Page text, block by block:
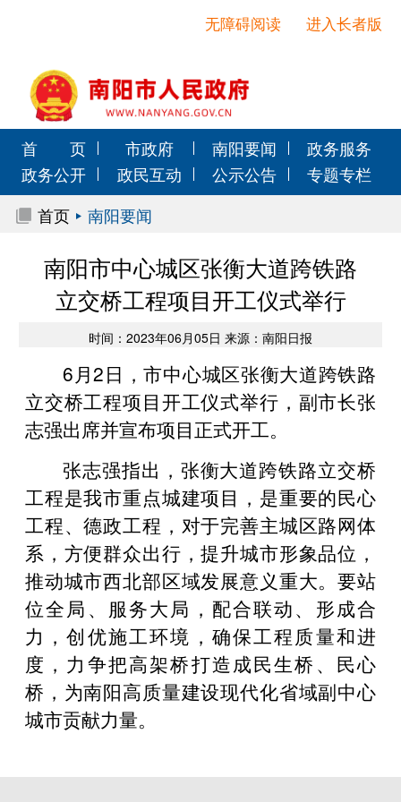
进入长者版
无障碍阅读
首 页 市政府 南阳要闻
政务服务
政务公开
政民互动 公示公告
专题专栏
首页
南阳要闻
南阳市中心城区张衡大道跨铁路
立交桥工程项目开工仪式举行
时间：2023年06月05日 来源：南阳日报
6月2日，市中心城区张衡大道跨铁路
立交桥工程项目开工仪式举行，副市长张
志强出席并宣布项目正式开工。
张志强指出，张衡大道跨铁路立交桥
工程是我市重点城建项目，是重要的民心
工程、德政工程，对于完善主城区路网体
系，方便群众出行，提升城市形象品位，
推动城市西北部区域发展意义重大。要站
位全局、服务大局，配合联动、形成合
力，创优施工环境，确保工程质量和进
度，力争把高架桥打造成民生桥、民心
桥，为南阳高质量建设现代化省域副中心
城市贡献力量。